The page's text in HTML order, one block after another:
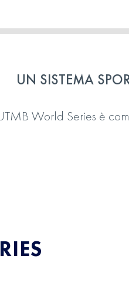
UN SISTEMA
World Series è